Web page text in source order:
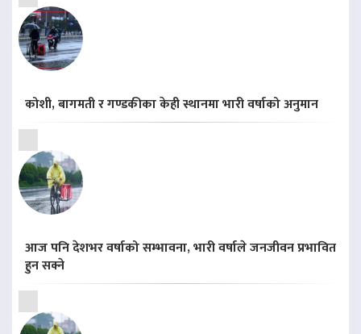
कोशी, बागमती र गण्डकीका केही स्थानमा भारी वर्षाको अनुमान
आज पनि देशभर वर्षाको सम्भावना, भारी वर्षाले जनजीवन प्रभावित
हुन सक्ने